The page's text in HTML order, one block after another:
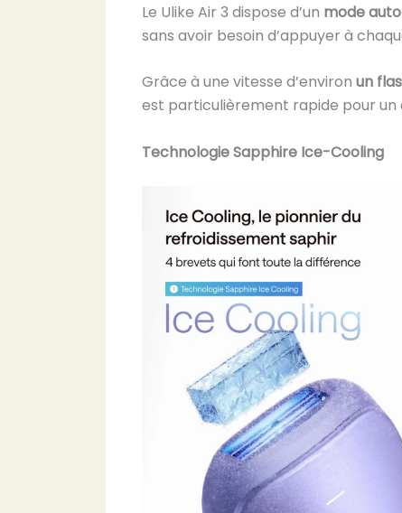
Le Ulike Air 3 dispose d’un mode
sans avoir besoin d’appuyer à
Grâce à une vitesse d’environ un
est particulièrement rapide pour un
Technologie Sapphire Ice-Cooling